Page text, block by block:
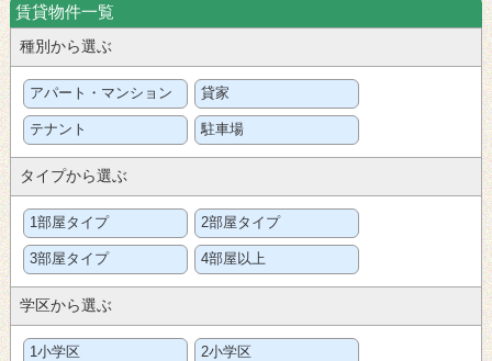
賃貸物件一覧
種別から選ぶ
アパート・マンション 貸家
テナント 駐車場
タイプから選ぶ
1部屋タイプ 2部屋タイプ
3部屋タイプ 4部屋以上
学区から選ぶ
1小学区 2小学区